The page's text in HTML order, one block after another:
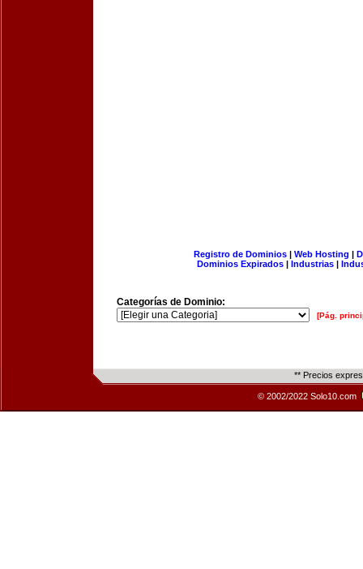
Registro de Dominios| Web Hosting |
Dominios Expirados | Industrias |
Categorías de Dominio:
[Pág.
** Precios
© 2002/2022 Solo10.com